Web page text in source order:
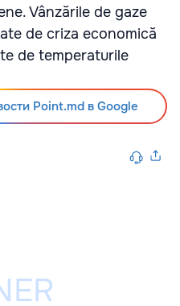
Vânzările de gaze
de criza economică
de temperaturile
Point.md в Google